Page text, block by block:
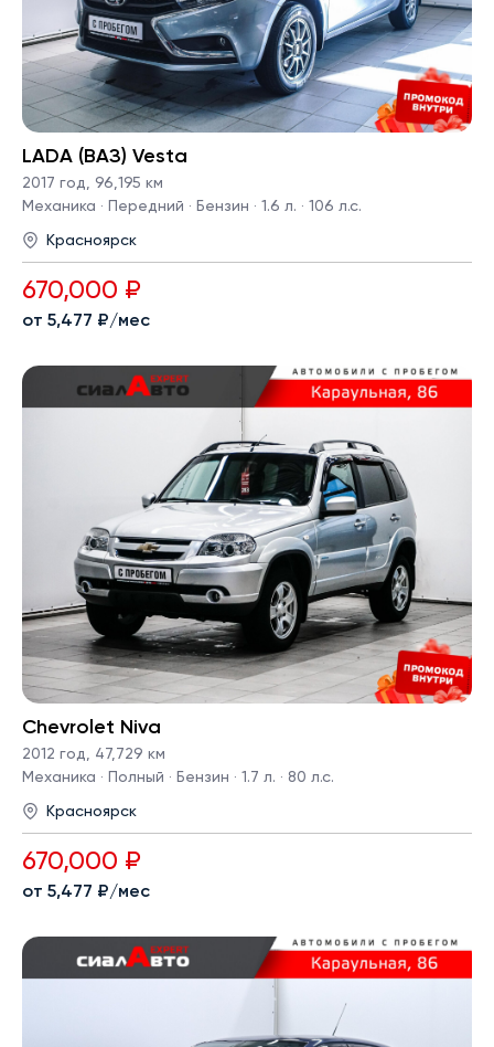
LADA (ВАЗ) Vesta
2017 год
96,195 км
Механика · Передний · Бензин · 1.6 л. · 106 л.с.
Красноярск
670,000 ₽
от 5,477 ₽/мес
Chevrolet Niva
2012 год, 47,729 км
Механика · Полный · Бензин · 1.7 л. · 80 л.с.
Красноярск
670,000 ₽
от 5,477 ₽/мес